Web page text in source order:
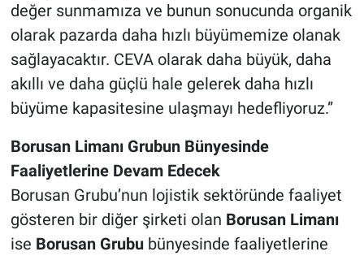
değer sunmamıza ve bunun sonucunda organik
olarak pazarda daha hızlı büyümemize olanak
sağlayacaktır. CEVA olarak daha büyük, daha
akıllı ve daha güçlü hale gelerek daha hızlı
büyüme kapasitesine ulaşmayı hedefliyoruz.”
Borusan Limanı Grubun Bünyesinde
Faaliyetlerine Devam Edecek
Borusan Grubu’nun lojistik sektöründe faaliyet
gösteren bir diğer şirketi olan Borusan Limanı
ise Borusan Grububünyesinde faaliyetlerine